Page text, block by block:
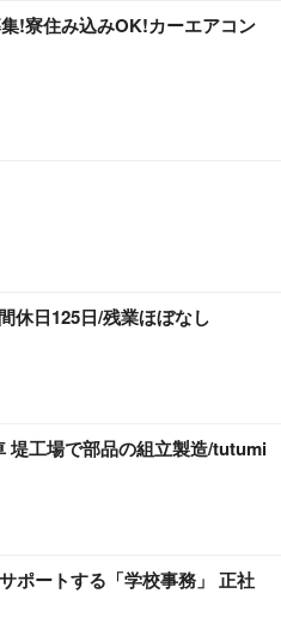
!寮住み込みOK!カーエアコン
休日125日/残業ほぼなし
堤工場で部品の組立製造/tutumi
ポートする「学校事務」 正社